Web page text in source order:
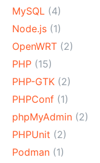
MySQL (4)
Node.js (1)
OpenWRT (2)
PHP (15)
PHP-GTK (2)
PHPConf (1)
phpMyAdmin (2)
PHPUnit (2)
Podman (1)